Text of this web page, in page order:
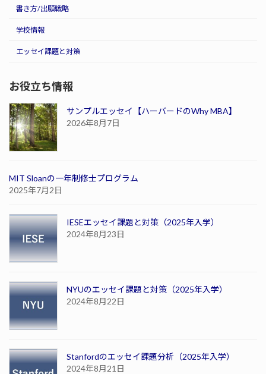
書き方/出願戦略
学校情報
エッセイ課題と対策
お役立ち情報
サンプルエッセイ【ハーバードのWhy MBA】
2026年8月7日
MIT Sloanの一年制修士プログラム
2025年7月2日
IESEエッセイ課題と対策（2025年入学）
2024年8月23日
NYUのエッセイ課題と対策（2025年入学）
2024年8月22日
Stanfordのエッセイ課題分析（2025年入学）
2024年8月21日